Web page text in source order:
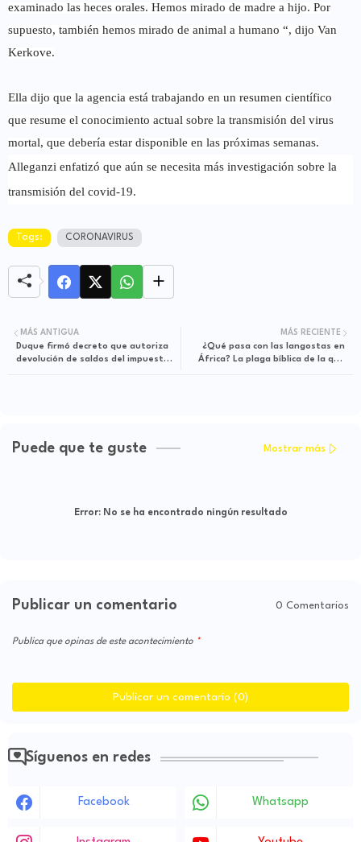
examinado las heces orales. Hemos mirado de madre a hijo. Por
supuesto, también hemos mirado de animal a humano “, dijo Van
Kerkove.
Ella dijo que la agencia está trabajando en un resumen científico
que resume el conocimiento actual sobre la transmisión del virus
mortal, que debería estar disponible en las próximas semanas.
Alleganzi enfatizó que aún se necesita más investigación sobre la
transmisión del covid-19.
Tags: CORONAVIRUS
MÁS RECIENTE
¿Qué pasa con las langostas en
África? La plaga bíblica de la que
MÁS ANTIGUA
Duque firmó decreto que autoriza
devolución de saldos del impuesto
Puede que te guste Mostrar más
Error:No se ha encontrado ningún resultado
Publicar un comentario 0 Comentarios
Publica que opinas de este acontecimiento
Publicar un comentario (0)
Síguenos en redes
Facebook Whatsapp